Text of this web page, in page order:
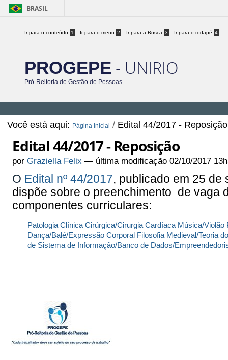
BRASIL
Ir para o conteúdo 1 Ir para o menu 2 Ir para a Busca 3 Ir para o rodapé 4
PROGEPE - UNIRIO
Pró-Reitoria de Gestão de Pessoas
Você está aqui: Página Inicial / Edital 44/2017 - Reposição
Edital 44/2017 - Reposição
porGraziella Felix — última modificação 02/10/2017
O Edital nº 44/2017, publicado em 25 de
dispõe sobre o preenchimento de vaga
componentes curriculares:
Patologia Clínica Cirúrgica/Cirurgia Cardíaca Música/Violão
Dança/Balé/Expressão Corporal Filosofia Medieval/Teoria
de Sistema de Informação/Banco de Dados/